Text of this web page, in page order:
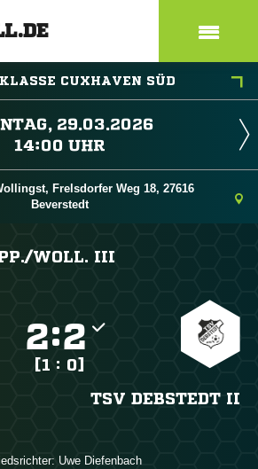
CUXHAVEN SÜD

 
Frelsdorfer Weg 18, 27616
Beverstedt
​WOLL. III
:
[1 : 0]
TSV DEBSTEDT II
 